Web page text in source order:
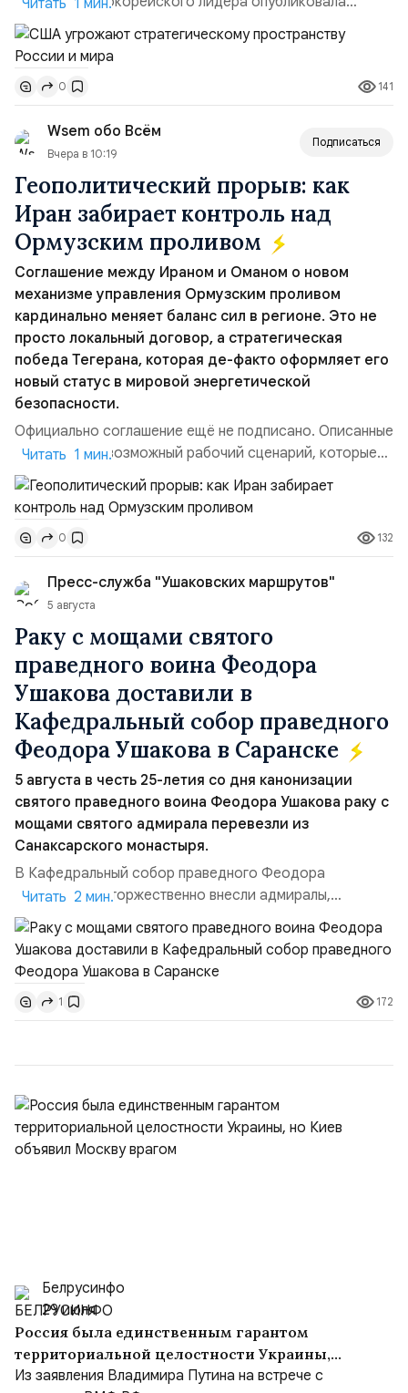
заявление для прессы в ответ на проведение Токио
совместных с флотом США запусков крылатых ракет
Томагавк.«Япония отбросила обманчивую видимость
„исключительно оборонительной страны“ и выносит
вопрос о собственном ядерном вооружении на
всеобщее обозрение, одновреме...
Читать 1 мин.
0 141
Wsem обо Всём
Вчера в 10:19
Подписаться
Геополитический прорыв: как
Иран забирает контроль над
Ормузским проливом
Соглашение между Ираном и Оманом о новом
механизме управления Ормузским проливом
кардинально меняет баланс сил в регионе. Это не
просто локальный договор, а стратегическая
победа Тегерана, которая де-факто оформляет его
новый статус в мировой энергетической
безопасности.
Официально соглашение ещё не подписано. Описанные
пункты — это возможный рабочий сценарий, которые
скорее всего будут реализованы.Разбираем ключевые
тезисы и последствия этого соглашения:. 1. Новые
доли контроля (75 на 25). Было: Ранее Иран и Оман
контролировали пролив на паритетных началах —
50/50. Стало: Новое соглашение закрепляет за
Ираном...
Читать 1 мин.
0 132
Пресс-служба "Ушаковских маршрутов"
5 августа
Раку с мощами святого
праведного воина Феодора
Ушакова доставили в
Кафедральный собор праведного
Феодора Ушакова в Саранске
5 августа в честь 25-летия со дня канонизации
святого праведного воина Феодора Ушакова раку с
мощами святого адмирала перевезли из
Санаксарского монастыря.
В Кафедральный собор праведного Феодора
Ушакова раку торжественно внесли адмиралы,
участвовавшие в канонизации святого праведного
воина Феодора Ушакова 25 лет назад:Адмирал
Владимир Прокофьевич Валуев, командующий
Балтийским флотом ВМФ России (2001–2006
гг.);Адмирал Владимир Петрович Комоедов,
командующий Черноморским флотом ВМФ России
Читать 2 мин.
1 172
Белрусинфо
29 июля
Россия была единственным гарантом
территориальной целостности Украины,
но Киев объявил Москву врагом
Из заявления Владимира Путина на встрече с